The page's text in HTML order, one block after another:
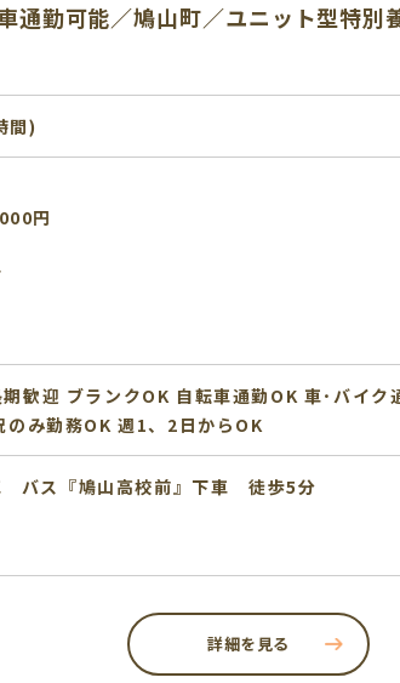
通勤可能／鳩山町／ユニット型特別
間)
円
歓迎 ブランクOK 自転車通勤OK 車･バイク
のみ勤務OK 週1、2日からOK
バス『鳩山高校前』下車 徒歩5分
詳細を見る